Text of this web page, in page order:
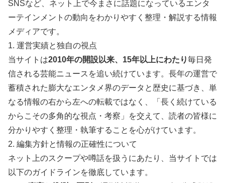
SNSなど、ネット上で今まさに話題になっているエンタ
ーテインメントの動向をわかりやすく整理・解説する情報
メディアです。
1. 運営実績と独自の視点
当サイトは2010年の開設以来、15年以上にわたり毎日発
信される芸能ニュースを追い続けています。長年の運営で
蓄積された膨大なエンタメ界のデータと歴史に基づき、単
なる情報の右から左への転載ではなく、「長く続けている
からこその多角的な視点・考察」を交えて、読者の皆様に
分かりやすく整理・執筆することを心がけています。
2. 編集方針と情報の正確性について
ネット上のスクープや噂話を扱うにあたり、当サイトでは
以下のガイドラインを徹底しています。